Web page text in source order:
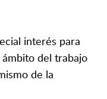
interés para
del trabajo
de la